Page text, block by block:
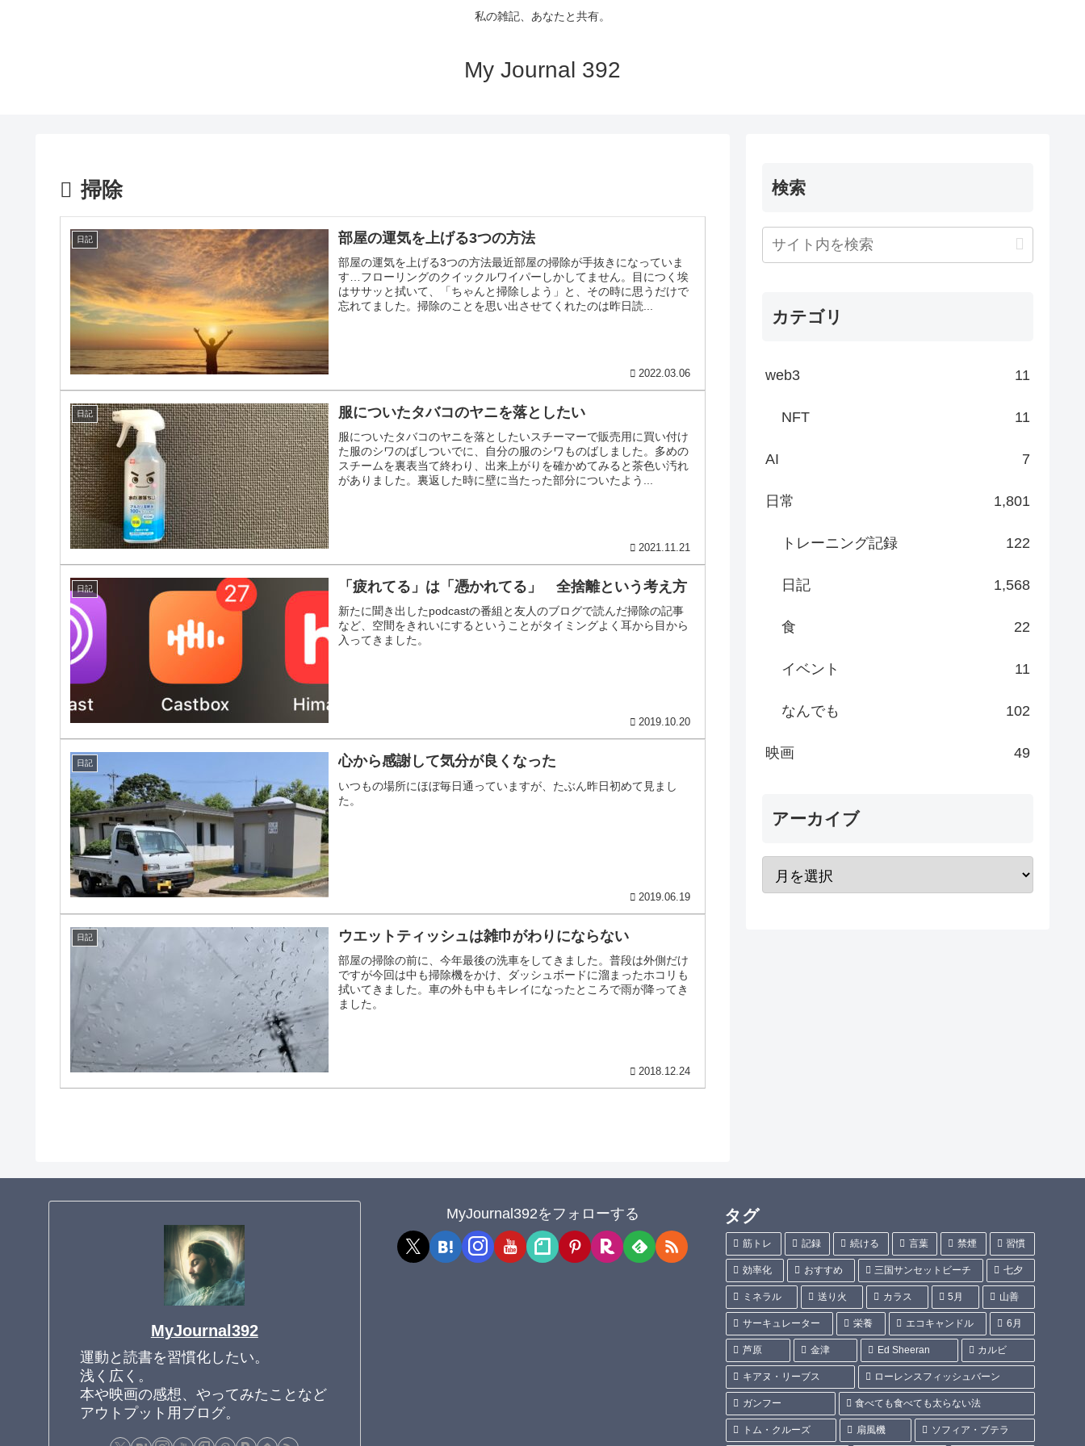
私の雑記、あなたと共有。
My Journal 392
掃除
日記 部屋の運気を上げる3つの方法
部屋の運気を上げる3つの方法最近部屋の掃除が手抜きになっていま
す…フローリングのクイックルワイパーしかしてません。目につく埃
はササッと拭いて、「ちゃんと掃除しよう」と、その時に思うだけで
忘れてました。掃除のことを思い出させてくれたのは昨日読...
2022.03.06
日記 服についたタバコのヤニを落としたい
服についたタバコのヤニを落としたいスチーマーで販売用に買い付け
た服のシワのばしついでに、自分の服のシワものばしました。多めの
スチームを裏表当て終わり、出来上がりを確かめてみると茶色い汚れ
がありました。裏返した時に壁に当たった部分についたよう...
2021.11.21
日記 「疲れてる」は「憑かれてる」 全捨離という考え方
新たに聞き出したpodcastの番組と友人のブログで読んだ掃除の記事
など、空間をきれいにするということがタイミングよく耳から目から
入ってきました。
2019.10.20
日記 心から感謝して気分が良くなった
いつもの場所にほぼ毎日通っていますが、たぶん昨日初めて見まし
た。
2019.06.19
日記 ウエットティッシュは雑巾がわりにならない
部屋の掃除の前に、今年最後の洗車をしてきました。普段は外側だけ
ですが今回は中も掃除機をかけ、ダッシュボードに溜まったホコリも
拭いてきました。車の外も中もキレイになったところで雨が降ってき
ました。
2018.12.24
検索
カテゴリ
web3 11
NFT 11
AI 7
日常 1,801
トレーニング記録 122
日記 1,568
食 22
イベント 11
なんでも 102
映画 49
アーカイブ
MyJournal392
運動と読書を習慣化したい。
浅く広く。
本や映画の感想、やってみたことなど
アウトプット用ブログ。
MyJournal392をフォローする タグ
筋トレ 記録 続ける 言葉 禁煙 習慣
効率化 おすすめ 三国サンセットビーチ 七夕
ミネラル 送り火 カラス 5月 山善
サーキュレーター 栄養 エコキャンドル 6月
芦原 金津 Ed Sheeran カルビ
キアヌ・リーブス ローレンスフィッシュバーン
ガンフー 食べても食べても太らない法
トム・クルーズ 扇風機 ソフィア・ブテラ